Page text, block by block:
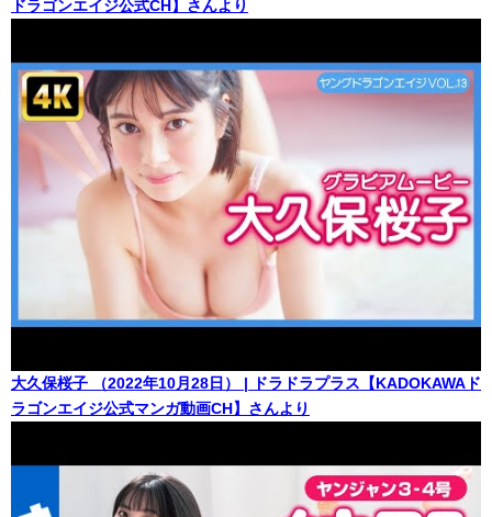
ドラゴンエイジ公式CH】さんより
大久保桜子 （2022年10月28日） | ドラドラプラス【KADOKAWAド
ラゴンエイジ公式マンガ動画CH】さんより